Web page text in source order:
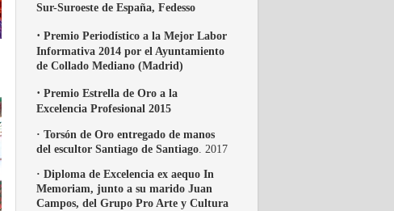
Sur-Suroeste de España, Fedesso
· Premio Periodístico a la Mejor Labor
Informativa 2014 por el Ayuntamiento
de Collado Mediano (Madrid)
· Premio Estrella de Oro a la
Excelencia Profesional 2015
· Torsón de Oro entregado de manos
del escultor Santiago de Santiago . 2017
· Diploma de Excelencia ex aequo In
Memoriam, junto a su marido Juan
Campos, del Grupo Pro Arte y Cultura